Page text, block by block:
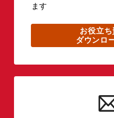
ます
お役立ち
ダウンロ